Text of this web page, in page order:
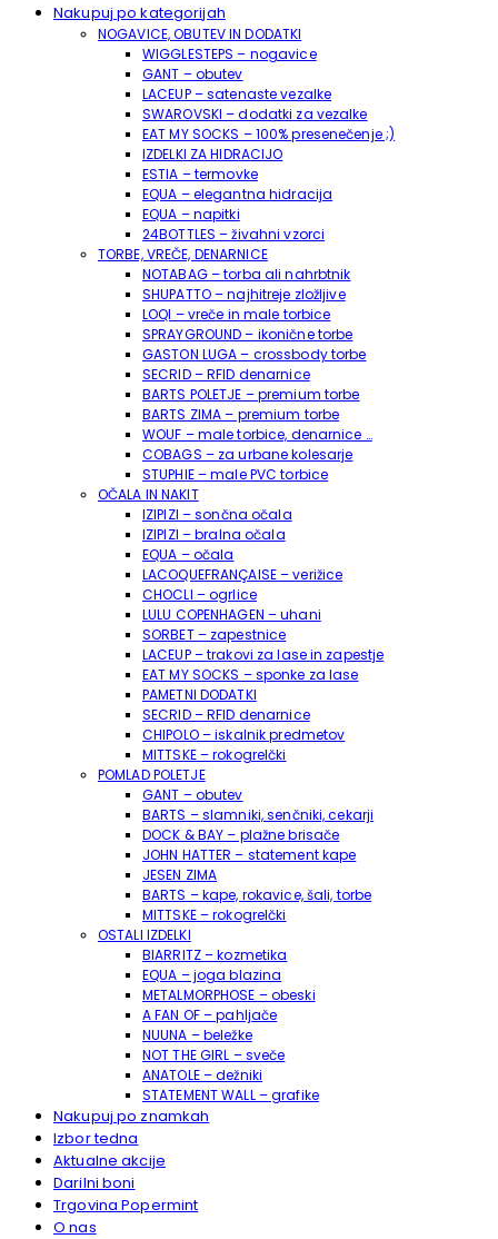
Nakupuj po kategorijah
NOGAVICE, OBUTEV IN DODATKI
WIGGLESTEPS – nogavice
GANT – obutev
LACEUP – satenaste vezalke
SWAROVSKI – dodatki za vezalke
EAT MY SOCKS – 100% presenečenje ;)
IZDELKI ZA HIDRACIJO
ESTIA – termovke
EQUA – elegantna hidracija
EQUA – napitki
24BOTTLES – živahni vzorci
TORBE, VREČE, DENARNICE
NOTABAG – torba ali nahrbtnik
SHUPATTO – najhitreje zložljive
LOQI – vreče in male torbice
SPRAYGROUND – ikonične torbe
GASTON LUGA – crossbody torbe
SECRID – RFID denarnice
BARTS POLETJE – premium torbe
BARTS ZIMA – premium torbe
WOUF – male torbice, denarnice …
COBAGS – za urbane kolesarje
STUPHIE – male PVC torbice
OČALA IN NAKIT
IZIPIZI – sončna očala
IZIPIZI – bralna očala
EQUA – očala
LACOQUEFRANÇAISE – verižice
CHOCLI – ogrlice
LULU COPENHAGEN – uhani
SORBET – zapestnice
LACEUP – trakovi za lase in zapestje
EAT MY SOCKS – sponke za lase
PAMETNI DODATKI
SECRID – RFID denarnice
CHIPOLO – iskalnik predmetov
MITTSKE – rokogrelčki
POMLAD POLETJE
GANT – obutev
BARTS – slamniki, senčniki, cekarji
DOCK & BAY – plažne brisače
JOHN HATTER – statement kape
JESEN ZIMA
BARTS – kape, rokavice, šali, torbe
MITTSKE – rokogrelčki
OSTALI IZDELKI
BIARRITZ – kozmetika
EQUA – joga blazina
METALMORPHOSE – obeski
A FAN OF – pahljače
NUUNA – beležke
NOT THE GIRL – sveče
ANATOLE – dežniki
STATEMENT WALL – grafike
Nakupuj po znamkah
Izbor tedna
Aktualne akcije
Darilni boni
Trgovina Popermint
O nas